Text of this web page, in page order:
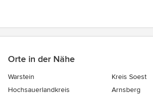
Orte in der Nähe
Warstein
Kreis Soest
Hochsauerlandkreis
Arnsberg